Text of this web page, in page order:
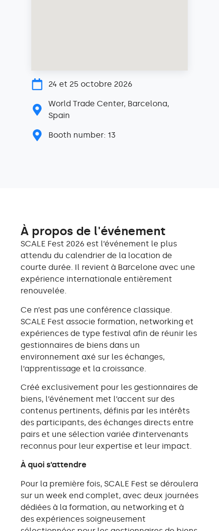
24 et 25 octobre 2026
World Trade Center, Barcelona,
Spain
Booth number: 13
À propos de l'événement
SCALE Fest 2026 est l’événement le plus
attendu du calendrier de la location de
courte durée. Il revient à Barcelone avec une
expérience internationale entièrement
renouvelée.
Ce n’est pas une conférence classique.
SCALE Fest associe formation, networking et
expériences de type festival afin de réunir les
gestionnaires de biens dans un
environnement axé sur les échanges,
l’apprentissage et la croissance.
Créé exclusivement pour les gestionnaires de
biens, l’événement met l’accent sur des
contenus pertinents, définis par les intérêts
des participants, des échanges directs entre
pairs et une sélection variée d’intervenants
reconnus pour leur expertise et leur impact.
À quoi s’attendre
Pour la première fois, SCALE Fest se déroulera
sur un week end complet, avec deux journées
dédiées à la formation, au networking et à
des expériences soigneusement